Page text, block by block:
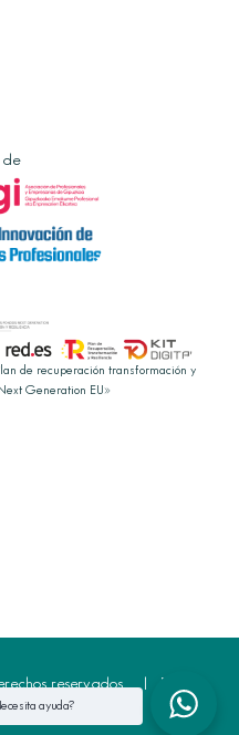
de
de recuperación transformación y
Generation EU»
reservados. | Diseño:
byPomatio
ayuda?